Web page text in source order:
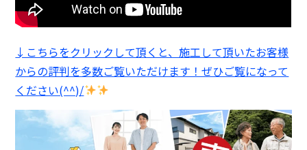
↓こちらをクリックして頂くと、施工して頂いたお客様
からの評判を多数ご覧いただけます！ぜひご覧になって
ください(^^)/